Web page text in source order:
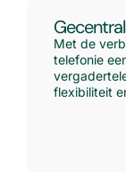
Met de
telefonie
flexibiliteit